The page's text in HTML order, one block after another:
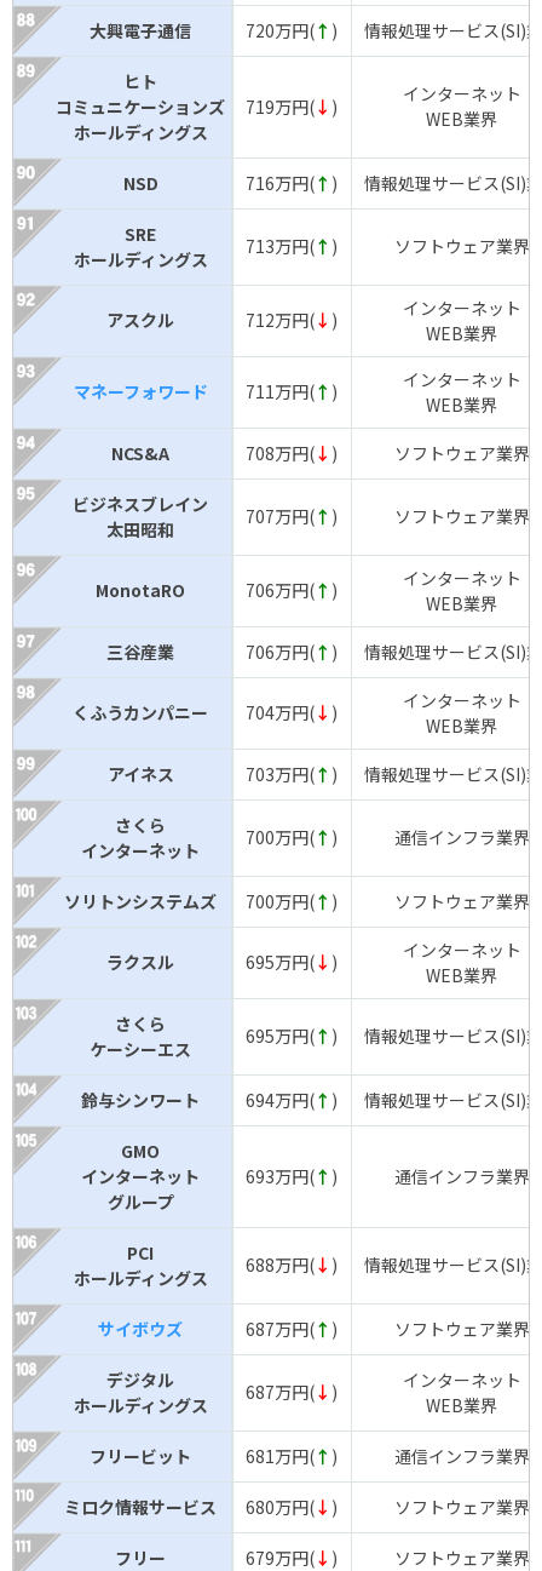
大興電子通信 720万円(↑ ) 情報処理サービス(SI)
ヒト
コミュニケーションズ
ホールディングス
719万円(↓ )
インターネット
WEB業界
NSD 716万円(↑ ) 情報処理サービス(SI)
SRE
ホールディングス
713万円(↑ ) ソフトウェア業界
アスクル 712万円(↓ )
インターネット
WEB業界
マネーフォワード 711万円(↑ )
インターネット
WEB業界
NCS&A
708万円(↓ ) ソフトウェア業界
ビジネスブレイン
太田昭和
707万円(↑ ) ソフトウェア業界
MonotaRO 706万円(↑ )
インターネット
WEB業界
三谷産業
706万円(↑ ) 情報処理サービス(SI)
くふうカンパニー 704万円(↓ )
インターネット
WEB業界
アイネス
703万円(↑ ) 情報処理サービス(SI)
さくら
インターネット
700万円(↑ ) 通信インフラ業界
ソリトンシステムズ 700万円(↑ ) ソフトウェア業界
ラクスル 695万円(↓ )
インターネット
WEB業界
さくら
ケーシーエス
695万円(↑ ) 情報処理サービス(SI)
鈴与シンワート 694万円(↑ ) 情報処理サービス(SI)
GMO
インターネット
グループ
693万円(↑ ) 通信インフラ業界
PCI
ホールディングス
688万円(↓ ) 情報処理サービス(SI)
サイボウズ 687万円(↑ ) ソフトウェア業界
デジタル
ホールディングス
687万円(↓ )
インターネット
WEB業界
フリービット 681万円(↑ ) 通信インフラ業界
ミロク情報サービス 680万円(↓ ) ソフトウェア業界
フリー 679万円(↓ ) ソフトウェア業界